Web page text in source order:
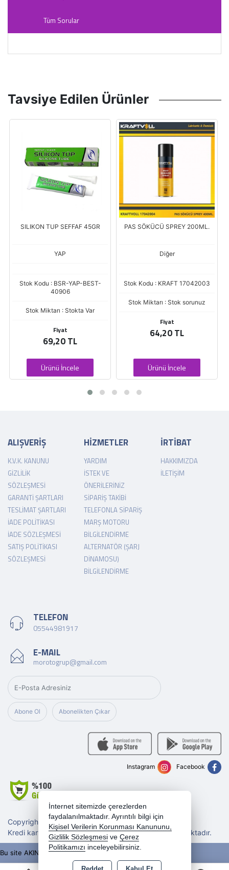
Tüm Sorular
Tavsiye Edilen Ürünler
SILIKON TUP SEFFAF 45GR
YAP
Stok Kodu : BSR-YAP-BEST-
40906
Stok Miktarı : Stokta Var
Fiyat
69,20 TL
Ürünü İncele
PAS SÖKÜCÜ SPREY 200ML.
Diğer
Stok Kodu : KRAFT 17042003
Stok Miktarı : Stok sorunuz
Fiyat
64,20 TL
Ürünü İncele
ALIŞVERİŞ
K.V.K. KANUNU
GIZLILIK
SÖZLEŞMESI
GARANTI ŞARTLARI
TESLIMAT ŞARTLARI
İADE POLITIKASI
İADE SÖZLEŞMESI
SATIŞ POLITIKASI
SÖZLEŞMESI
HİZMETLER
YARDIM
İSTEK VE
ÖNERILERINIZ
SIPARIŞ TAKIBI
TELEFONLA SIPARIŞ
MARŞ MOTORU
BILGILENDIRME
ALTERNATÖR (ŞARJ
DINAMOSU)
BILGILENDIRME
İRTİBAT
HAKKIMIZDA
İLETIŞIM
TELEFON
05544981917
E-MAIL
morotogrup@gmail.com
Abone Ol Abonelikten Çıkar
Copyright 2026 morotogrup.com - Tüm hakları saklıdır.
Kredi kartı bilgileriniz 256bit SSL sertifikası ile korunmaktadır.
Facebook
Instagram
Bu site AKINSOFT E-Ticaret ile hazırlanmıştır.
İnternet sitemizde çerezlerden
faydalanılmaktadır. Ayrıntılı bilgi için
Kişisel Verilerin Korunması Kanununu,
Gizlilik Sözleşmesi ve Çerez
Politikamızı inceleyebilirsiniz.